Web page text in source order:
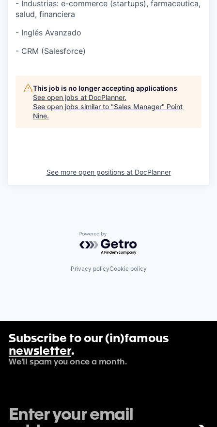
- Industrias: e-commerce (startups), farmaceutica,
salud, financiera
- Inglés Avanzado
- CRM (Salesforce)
This job is no longer accepting applications
See open jobs at DocPlanner.
See open jobs similar to "Sales Manager" Point
Nine.
See more open positions at DocPlanner
Powered by Getro.com
Privacy policyCookie policy
Subscribe to our (in)famous
newsletter.
We'll spam you once a month.